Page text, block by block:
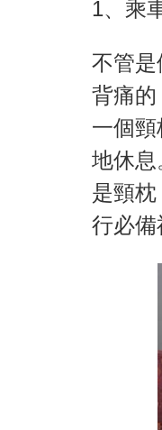
1、乘
不管
背痛
一個
地休
是頸
行必備